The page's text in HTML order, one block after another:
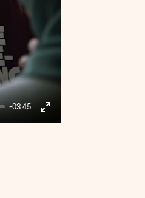
-03:45
Enter